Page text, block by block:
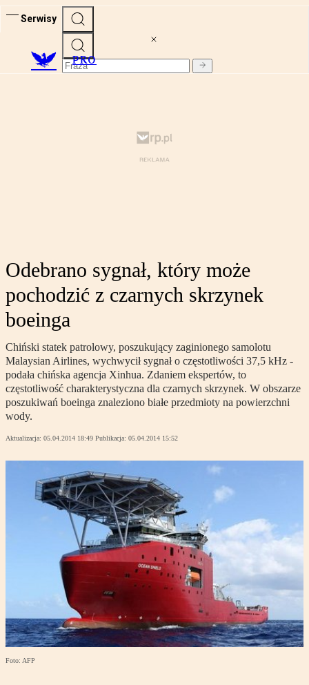
Serwisy
PRO
Odebrano sygnał, który może
pochodzić z czarnych skrzynek
boeinga
Chiński statek patrolowy, poszukujący zaginionego samolotu
Malaysian Airlines, wychwycił sygnał o częstotliwości 37,5 kHz -
podała chińska agencja Xinhua. Zdaniem ekspertów, to
częstotliwość charakterystyczna dla czarnych skrzynek. W obszarze
poszukiwań boeinga znaleziono białe przedmioty na powierzchni
wody.
Aktualizacja: 05.04.2014 18:49 Publikacja: 05.04.2014 15:52
Foto: AFP